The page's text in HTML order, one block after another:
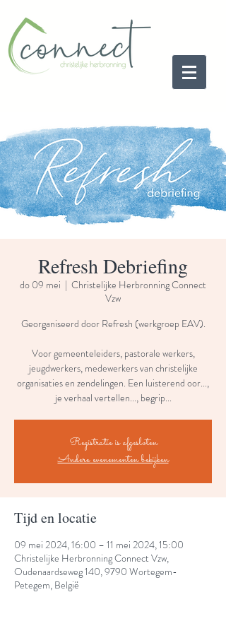
Refresh Debriefing
do 09 mei
  |
Christelijke Herbronning Connect
Vzw
Georganiseerd door Refresh (werkgroep EAV).
Voor gemeenteleiders, pastorale werkers,
jeugdwerkers, medewerkers van christelijke
organisaties en zendelingen. Een luisterend oor...,
je verhaal vertellen..., begrip...
Registratie is afgesloten
Andere evenementen bekijken
Tijd en locatie
09 mei 2024, 16:00 – 11 mei 2024, 15:00
Christelijke Herbronning Connect Vzw,
Oudenaardseweg 140, 9790 Wortegem-
Petegem, België